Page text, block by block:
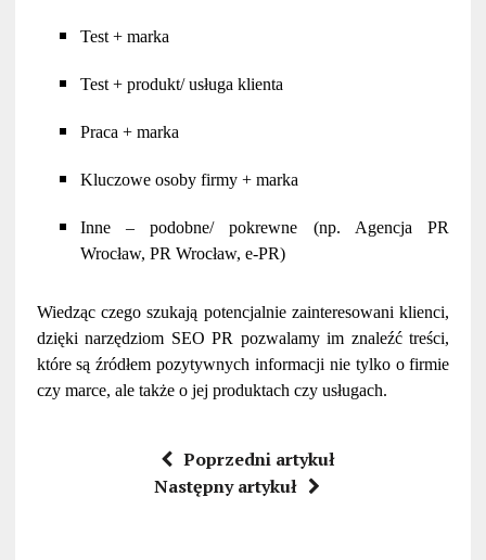
Test + marka
Test + produkt/ usługa klienta
Praca + marka
Kluczowe osoby firmy + marka
Inne – podobne/ pokrewne (np. Agencja PR
Wrocław, PR Wrocław, e-PR)
Wiedząc czego szukają potencjalnie zainteresowani klienci,
dzięki narzędziom SEO PR pozwalamy im znaleźć treści,
które są źródłem pozytywnych informacji nie tylko o firmie
czy marce, ale także o jej produktach czy usługach.
Poprzedni artykuł
Następny artykuł